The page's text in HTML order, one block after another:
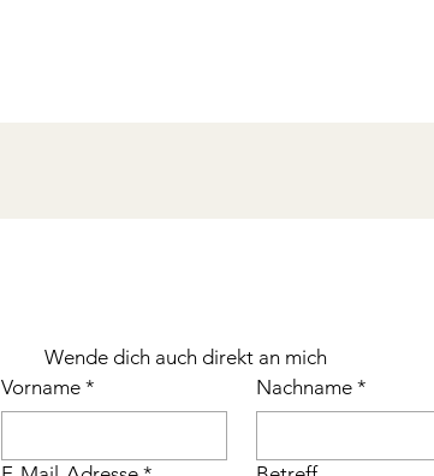
Wende dich auch direkt an mich
Vorname * Nachname *